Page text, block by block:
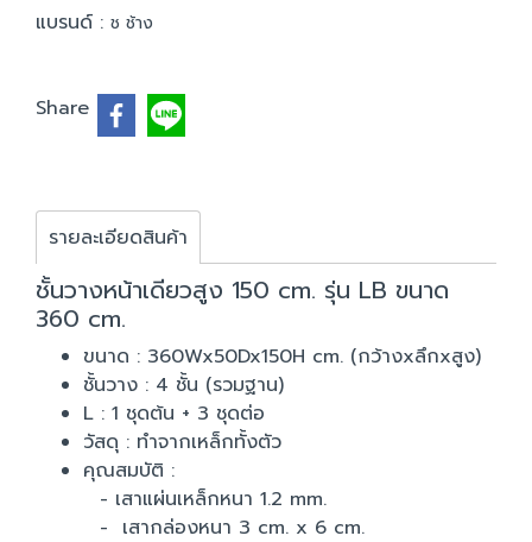
แบรนด์ : ช ช้าง
Share
รายละเอียดสินค้า
ชั้นวางหน้าเดียวสูง 150 cm. รุ่น LB ขนาด
360 cm.
ขนาด : 360Wx50Dx150H cm. (กว้างxลึกxสูง)
ชั้นวาง : 4 ชั้น (รวมฐาน)
L : 1 ชุดต้น + 3 ชุดต่อ
วัสดุ : ทำจากเหล็กทั้งตัว
คุณสมบัติ :
- เสาแผ่นเหล็กหนา 1.2 mm.
- เสากล่องหนา 3 cm. x 6 cm.